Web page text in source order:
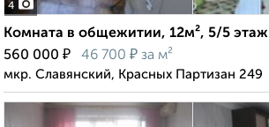
4
Комната в общежитии, 12м², 5/5 этаж
560 000 ₽ 46 700 ₽ за м²
мкр. Славянский, Красных Партизан 249